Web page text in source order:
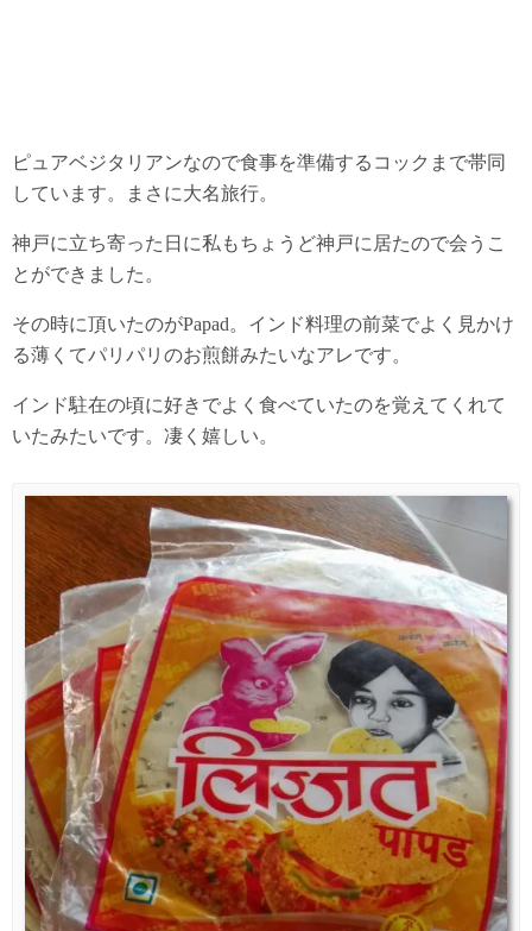
ピュアベジタリアンなので食事を準備するコックまで帯同
しています。まさに大名旅行。
神戸に立ち寄った日に私もちょうど神戸に居たので会うこ
とができました。
その時に頂いたのがPapad。インド料理の前菜でよく見かけ
る薄くてパリパリのお煎餅みたいなアレです。
インド駐在の頃に好きでよく食べていたのを覚えてくれて
いたみたいです。凄く嬉しい。